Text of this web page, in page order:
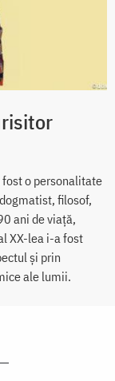
o personalitate
filosof,
ani de viață,
XX-lea i-a fost
și prin
ale lumii.